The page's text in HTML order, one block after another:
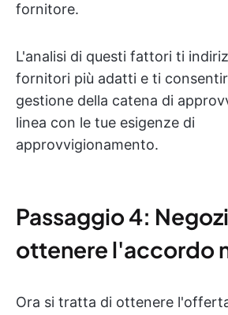
fornitore.
L'analisi di questi fattori ti
fornitori più adatti e ti
gestione della catena di
linea con le tue esigenze di
approvvigionamento.
Passaggio 4:
ottenere l'accordo
Ora si tratta di ottenere